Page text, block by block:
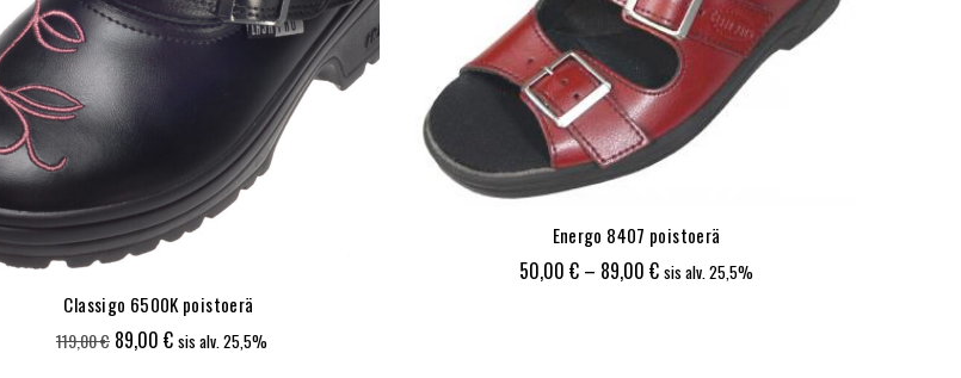
Classigo 6500K poistoerä
119,00€ Alkuperäinen
89,00 €Nykyinen
sis alv. 25,5%
Energo 8407 poistoerä
50,00 € – 89,00 €Hintaluokka:
sis alv. 25,5%